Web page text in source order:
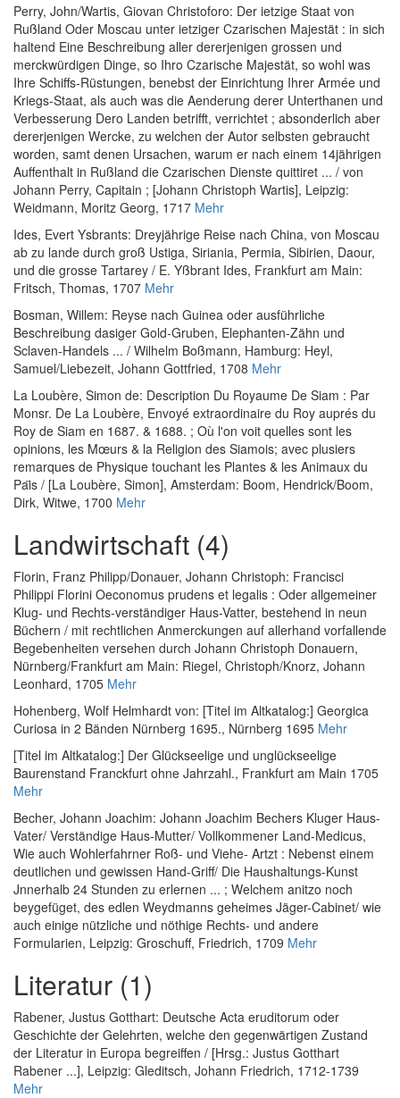
Perry, John/Wartis, Giovan Christoforo: Der ietzige Staat von
Rußland Oder Moscau unter ietziger Czarischen Majestät : in sich
haltend Eine Beschreibung aller dererjenigen grossen und
merckwürdigen Dinge, so Ihro Czarische Majestät, so wohl was
Ihre Schiffs-Rüstungen, benebst der Einrichtung Ihrer Armée und
Kriegs-Staat, als auch was die Aenderung derer Unterthanen und
Verbesserung Dero Landen betrifft, verrichtet ; absonderlich aber
dererjenigen Wercke, zu welchen der Autor selbsten gebraucht
worden, samt denen Ursachen, warum er nach einem 14jährigen
Auffenthalt in Rußland die Czarischen Dienste quittiret ... / von
Johann Perry, Capitain ; [Johann Christoph Wartis], Leipzig:
Weidmann, Moritz Georg, 1717 Mehr
Ides, Evert Ysbrants: Dreyjährige Reise nach China, von Moscau
ab zu lande durch groß Ustiga, Siriania, Permia, Sibirien, Daour,
und die grosse Tartarey / E. Yßbrant Ides, Frankfurt am Main:
Fritsch, Thomas, 1707 Mehr
Bosman, Willem: Reyse nach Guinea oder ausführliche
Beschreibung dasiger Gold-Gruben, Elephanten-Zähn und
Sclaven-Handels ... / Wilhelm Boßmann, Hamburg: Heyl,
Samuel/Liebezeit, Johann Gottfried, 1708 Mehr
La Loubère, Simon de: Description Du Royaume De Siam : Par
Monsr. De La Loubère, Envoyé extraordinaire du Roy auprés du
Roy de Siam en 1687. & 1688. ; Où l'on voit quelles sont les
opinions, les Mœurs & la Religion des Siamois; avec plusiers
remarques de Physique touchant les Plantes & les Animaux du
Pai͏̈s / [La Loubère, Simon], Amsterdam: Boom, Hendrick/Boom,
Dirk, Witwe, 1700 Mehr
Landwirtschaft (4)
Florin, Franz Philipp/Donauer, Johann Christoph: Francisci
Philippi Florini Oeconomus prudens et legalis : Oder allgemeiner
Klug- und Rechts-verständiger Haus-Vatter, bestehend in neun
Büchern / mit rechtlichen Anmerckungen auf allerhand vorfallende
Begebenheiten versehen durch Johann Christoph Donauern,
Nürnberg/Frankfurt am Main: Riegel, Christoph/Knorz, Johann
Leonhard, 1705 Mehr
Hohenberg, Wolf Helmhardt von: [Titel im Altkatalog:] Georgica
Curiosa in 2 Bänden Nürnberg 1695., Nürnberg 1695 Mehr
[Titel im Altkatalog:] Der Glückseelige und unglückseelige
Baurenstand Franckfurt ohne Jahrzahl., Frankfurt am Main 1705
Mehr
Becher, Johann Joachim: Johann Joachim Bechers Kluger Haus-
Vater/ Verständige Haus-Mutter/ Vollkommener Land-Medicus,
Wie auch Wohlerfahrner Roß- und Viehe- Artzt : Nebenst einem
deutlichen und gewissen Hand-Griff/ Die Haushaltungs-Kunst
Jnnerhalb 24 Stunden zu erlernen ... ; Welchem anitzo noch
beygefüget, des edlen Weydmanns geheimes Jäger-Cabinet/ wie
auch einige nützliche und nöthige Rechts- und andere
Formularien, Leipzig: Groschuff, Friedrich, 1709 Mehr
Literatur (1)
Rabener, Justus Gotthart: Deutsche Acta eruditorum oder
Geschichte der Gelehrten, welche den gegenwärtigen Zustand
der Literatur in Europa begreiffen / [Hrsg.: Justus Gotthart
Rabener ...], Leipzig: Gleditsch, Johann Friedrich, 1712-1739
Mehr